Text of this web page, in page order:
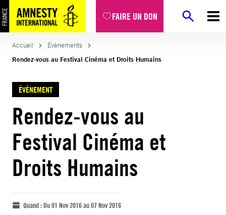
FAIRE UN DON
Accueil
Évènements
Rendez-vous au Festival Cinéma et Droits Humains
ÉVÈNEMENT
Rendez-vous au
Festival Cinéma et
Droits Humains
Quand :Du 01 Nov 2016 au 07 Nov 2016